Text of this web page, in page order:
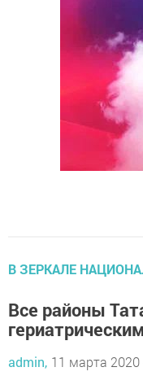
В ЗЕРКАЛЕ
Все районы
admin, 11 марта 2020